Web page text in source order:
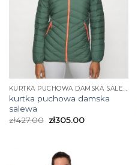
KURTKA PUCHOWA DAMSKA SALEWA
kurtka puchowa damska
salewa
zł427.00 zł305.00